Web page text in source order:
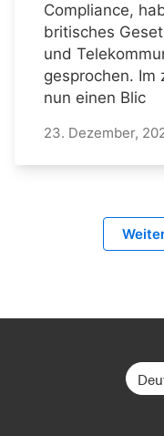
Compliance,
britisches
und
gesprochen. Im
nun einen Blic
23. Dezember,